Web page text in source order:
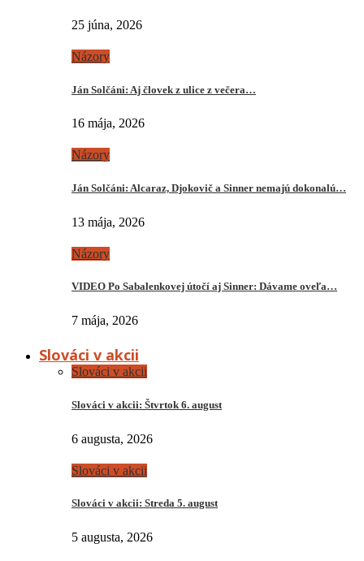
25 júna, 2026
Názory
Ján Solčáni: Aj človek z ulice z večera…
16 mája, 2026
Názory
Ján Solčáni: Alcaraz, Djokovič a Sinner nemajú dokonalú…
13 mája, 2026
Názory
VIDEO Po Sabalenkovej útočí aj Sinner: Dávame oveľa…
7 mája, 2026
Slováci v akcii
Slováci v akcii
Slováci v akcii: Štvrtok 6. august
6 augusta, 2026
Slováci v akcii
Slováci v akcii: Streda 5. august
5 augusta, 2026